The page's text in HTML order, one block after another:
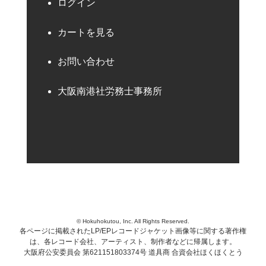
ログイン
カートを見る
お問い合わせ
大阪南港社労務士事務所
© Hokuhokutou, Inc. All Rights Reserved.
各ページに掲載されたLP/EPレコードジャケット画像等に関する著作権
は、各レコード会社、アーティスト、制作者などに帰属します。
大阪府公安委員会 第621151803374号 道具商 合資会社ほくほくとう